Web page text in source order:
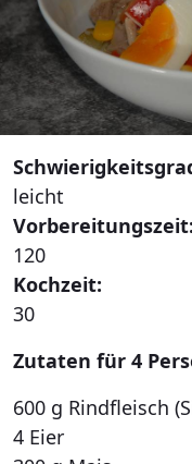
leicht
Vorbereitungszeit:
120
Kochzeit:
30
Zutaten für 4
600 g Rindfleisch
4 Eier